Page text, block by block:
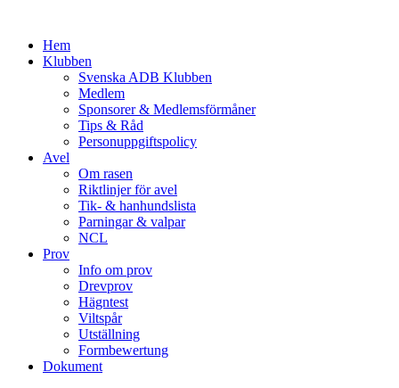
innehållHem
Klubben
Svenska ADB Klubben
Medlem
Sponsorer & Medlemsförmåner
Tips & Råd
Personuppgiftspolicy
Avel
Om rasen
Riktlinjer för avel
Tik- & hanhundslista
Parningar & valpar
NCL
Prov
Info om prov
Drevprov
Hägntest
Viltspår
Utställning
Formbewertung
Dokument